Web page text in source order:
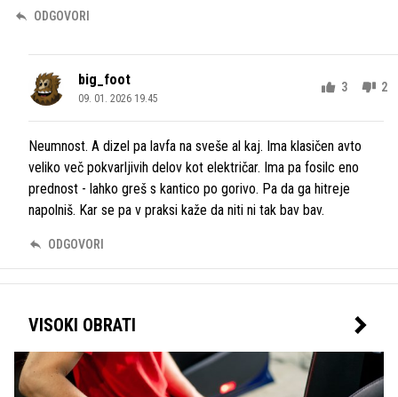
ODGOVORI
big_foot
09. 01. 2026 19.45
3 2
Neumnost. A dizel pa lavfa na sveše al kaj. Ima klasičen avto
veliko več pokvarljivih delov kot električar. Ima pa fosilc eno
prednost - lahko greš s kantico po gorivo. Pa da ga hitreje
napolniš. Kar se pa v praksi kaže da niti ni tak bav bav.
ODGOVORI
VISOKI OBRATI